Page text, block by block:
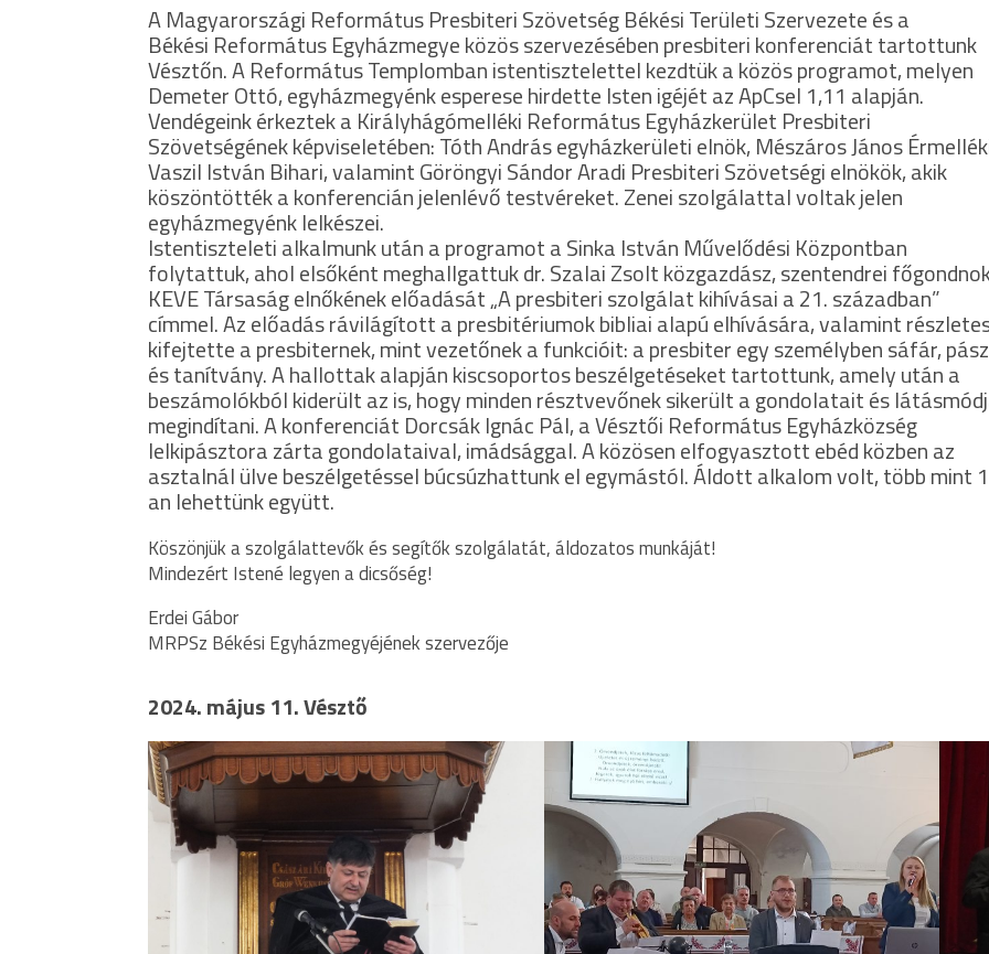
A Magyarországi Református Presbiteri Szövetség Békési Területi Szervezete és a
Békési Református Egyházmegye közös szervezésében presbiteri konferenciát tartottunk
Vésztőn. A Református Templomban istentisztelettel kezdtük a közös programot, melyen
Demeter Ottó, egyházmegyénk esperese hirdette Isten igéjét az ApCsel 1,11 alapján.
Vendégeink érkeztek a Királyhágómelléki Református Egyházkerület Presbiteri
Szövetségének képviseletében: Tóth András egyházkerületi elnök, Mészáros János
Vaszil István Bihari, valamint Göröngyi Sándor Aradi Presbiteri Szövetségi elnökök, akik
köszöntötték a konferencián jelenlévő testvéreket. Zenei szolgálattal voltak jelen
egyházmegyénk lelkészei.
Istentiszteleti alkalmunk után a programot a Sinka István Művelődési Központban
folytattuk, ahol elsőként meghallgattuk dr. Szalai Zsolt közgazdász, szentendrei
KEVE Társaság elnőkének előadását „A presbiteri szolgálat kihívásai a 21. században”
címmel. Az előadás rávilágított a presbitériumok bibliai alapú elhívására, valamint
kifejtette a presbiternek, mint vezetőnek a funkcióit: a presbiter egy személyben sáfár,
és tanítvány. A hallottak alapján kiscsoportos beszélgetéseket tartottunk, amely után a
beszámolókból kiderült az is, hogy minden résztvevőnek sikerült a gondolatait és
megindítani. A konferenciát Dorcsák Ignác Pál, a Vésztői Református Egyházközség
lelkipásztora zárta gondolataival, imádsággal. A közösen elfogyasztott ebéd közben az
asztalnál ülve beszélgetéssel búcsúzhattunk el egymástól. Áldott alkalom volt, több mint
an lehettünk együtt.
Köszönjük a szolgálattevők és segítők szolgálatát, áldozatos munkáját!
Mindezért Istené legyen a dicsőség!
Erdei Gábor
MRPSz Békési Egyházmegyéjének szervezője
2024. május 11. Vésztő